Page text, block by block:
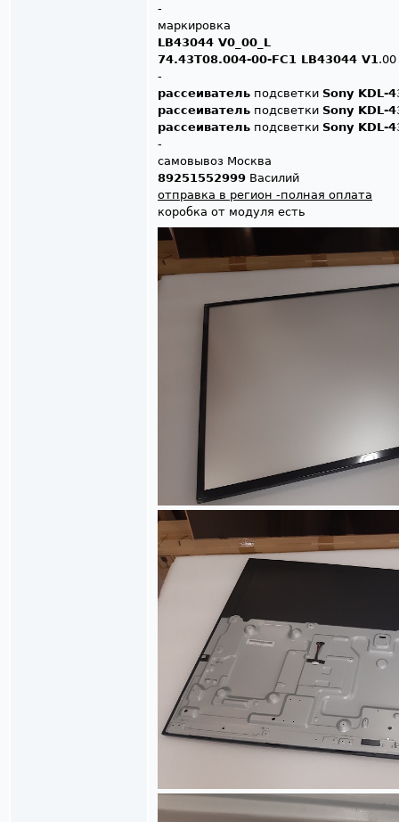
-
маркировка
LB43044 V0_00_L
74.43T08.004-00-FC1 LB43044 V1.00
-
рассеиватель подсветки Sony KDL-
рассеиватель подсветки Sony KDL-
рассеиватель подсветки Sony KDL-
-
самовывоз Москва
89251552999 Василий
отправка в регион -полная оплата
коробка от модуля есть